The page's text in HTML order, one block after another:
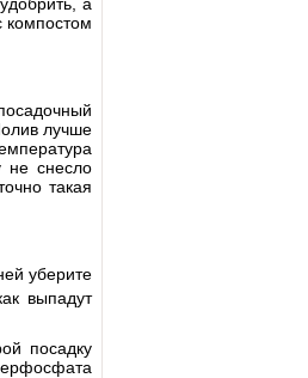
компостом
лучше
не снесло
такая
уберите
выпадут
посадку